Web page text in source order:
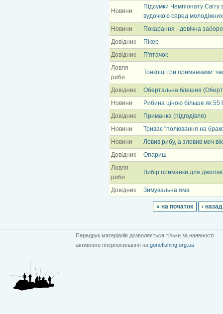
Новини
Підсумки Чемпіонату
вудочкою серед
Новини
Покарання - довічна
Довідник
Пікер
Довідник
П'ятачок
Ловля
риби
Тонкощі гри приманками:
Довідник
Обертальна блешня
Новини
Рибина ціною більше як 55
Довідник
Приманка (підгодівля)
Новини
Триває "полювання на
Новини
Ловив рибу, а зловив меч
Довідник
Опариш
Ловля
риби
Вибір приманки для
Довідник Зимувальна яма
« на початок ‹ назад
Передрук матеріалів дозволяється тільки за наявності
активного гіперпосилання на gonefishing.org.ua